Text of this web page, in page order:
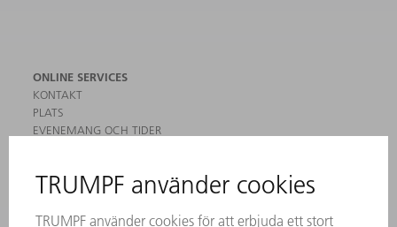
ONLINE SERVICES
KONTAKT
PLATS
EVENEMANG OCH TIDER
SÄKERHETSDATABLAD
MASKINER & SYSTEM